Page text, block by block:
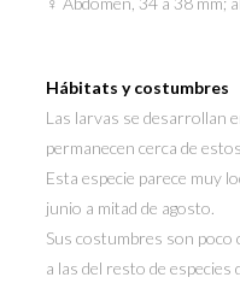
Hábitats y costumbres
Las larvas se desarrollan
permanecen cerca de
Esta especie parece muy
junio a mitad de agosto.
Sus costumbres son poco
a las del resto de especies